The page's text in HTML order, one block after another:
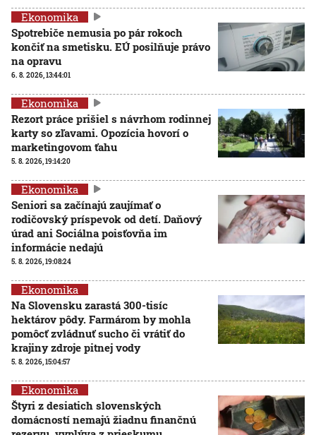
Ekonomika
Spotrebiče nemusia po pár rokoch
končiť na smetisku. EÚ posilňuje právo
na opravu
6. 8. 2026, 13:44:01
Ekonomika
Rezort práce prišiel s návrhom rodinnej
karty so zľavami. Opozícia hovorí o
marketingovom ťahu
5. 8. 2026, 19:14:20
Ekonomika
Seniori sa začínajú zaujímať o
rodičovský príspevok od detí. Daňový
úrad ani Sociálna poisťovňa im
informácie nedajú
5. 8. 2026, 19:08:24
Ekonomika
Na Slovensku zarastá 300-tisíc
hektárov pôdy. Farmárom by mohla
pomôcť zvládnuť sucho či vrátiť do
krajiny zdroje pitnej vody
5. 8. 2026, 15:04:57
Ekonomika
Štyri z desiatich slovenských
domácností nemajú žiadnu finančnú